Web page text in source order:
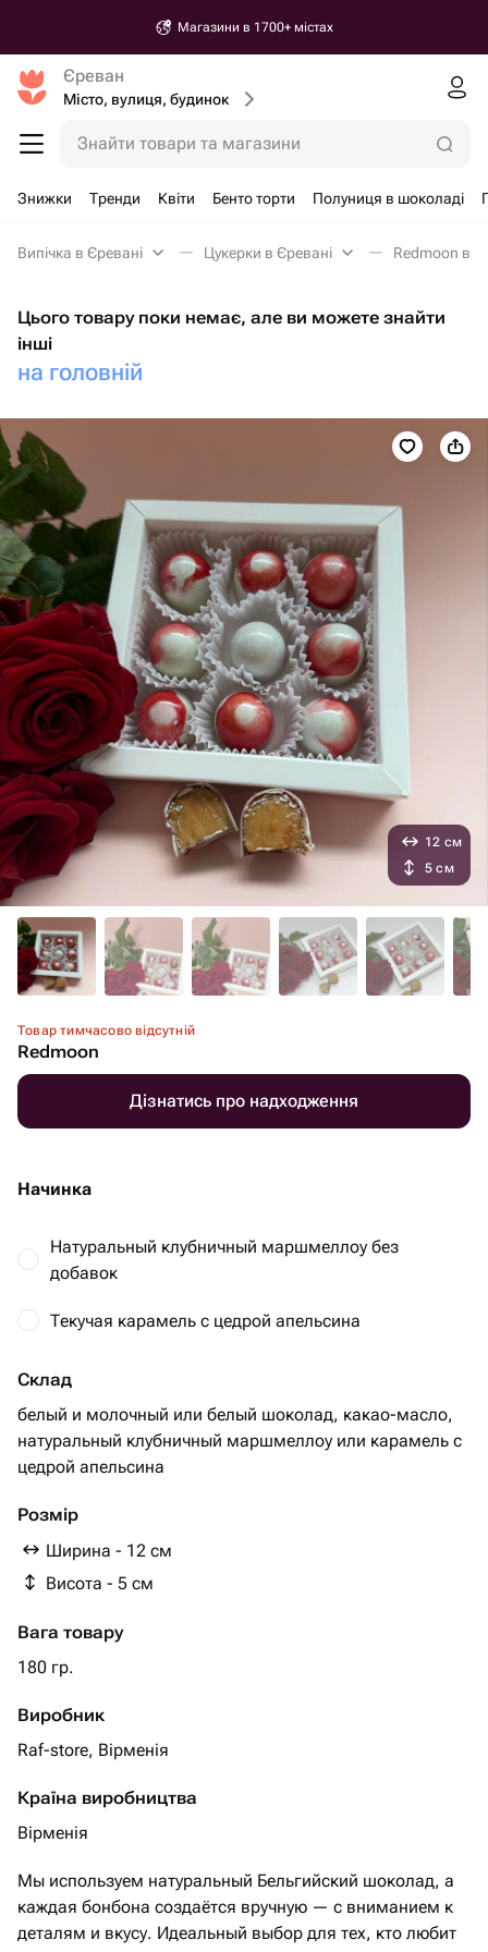
Магазини в 1700+ містах
Єреван
Місто, вулиця, будинок
Знайти товари та магазини
Знижки Тренди Квіти Бенто торти Полуниця в шоколаді
Випічка в Єревані Цукерки в Єревані Redmoon в
Цього товару поки немає, але ви можете знайти
інші
на головній
Товар тимчасово відсутній
Redmoon
Дізнатись про надходження
Начинка
Натуральный клубничный маршмеллоу без
добавок
Текучая карамель с цедрой апельсина
Склад
белый и молочный или белый шоколад, какао-масло,
натуральный клубничный маршмеллоу или карамель с
Розмір
Ширина - 12 см
Висота - 5 см
Вага товару
180 гр.
Виробник
Raf-store, Вірменія
Країна виробництва
Вірменія
12 см
5 см
Мы используем натуральный Бельгийский шоколад, а
каждая бонбона создаётся вручную — с вниманием к
деталям и вкусу. Идеальный выбор для тех, кто любит